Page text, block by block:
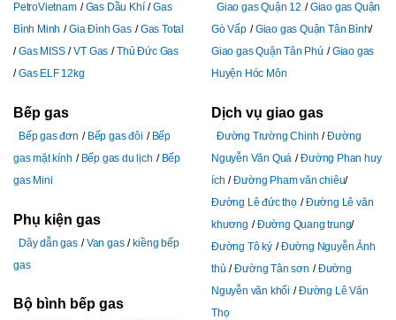
PetroVietnam
Gas Dầu Khí
Gas
Bình Minh
Gia Đình Gas
Gas Total
Gas MISS
VT Gas
Thủ Đức Gas
Gas ELF 12kg
Bếp gas
Bếp gas đơn Bếp gas đôi
Bếp
gas mặt kính
Bếp gas du lịch
Bếp
gas Mini
Phụ kiện gas
Dây dẫn gas Van gas
kiềng bếp
gas
Bộ bình bếp gas
Giao gas Quận 12
Giao gas Quận
Gò Vấp
Giao gas Quận Tân Bình
Giao gas Quận Tân Phú
Giao gas
Huyện Hóc Môn
Dịch vụ giao gas
Đường Trường Chinh
Đường
Nguyễn Văn Quá
Đường Phan huy
ích
Đường Pham văn chiêu
Đường Lê đức thọ
Đường Lê văn
khương
Đường Quang trung
Đường Tô ký
Đường Nguyễn Ảnh
thủ
Đường Tân sơn
Đường
Nguyễn văn khối
Đường Lê Văn
Thọ